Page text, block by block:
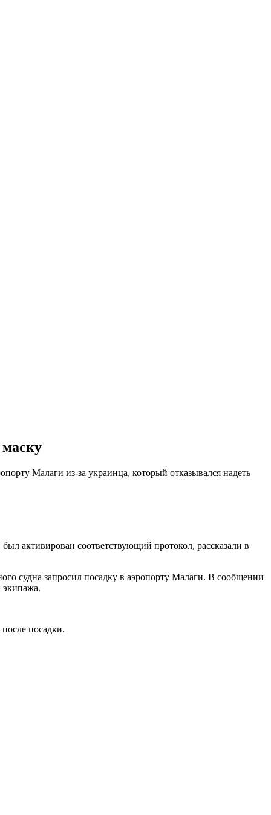
Малаги из-за украинца, который отказывался надеть
активирован соответствующий протокол, рассказали в
судна запросил посадку в аэропорту Малаги. В сообщении
экипажа.
посадки.